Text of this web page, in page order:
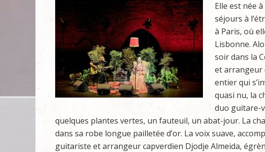
Elle est née
séjours à
à Paris, où
Lisbonne.
soir dans la
et arrangeur
entier qui
quasi nu, la
duo guitare-
quelques plantes vertes, un fauteuil, un abat-jour. La
dans sa robe longue pailletée d’or. La voix suave,
guitariste et arrangeur capverdien Djodje Almeida,